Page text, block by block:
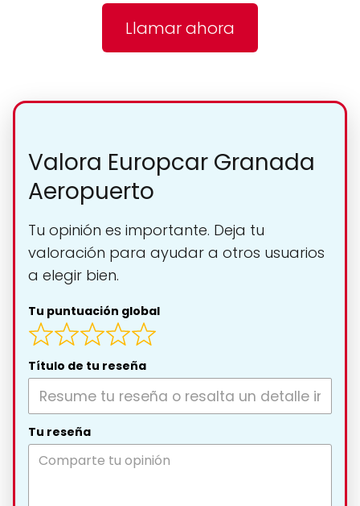
Llamar ahora
Valora Europcar Granada
Aeropuerto
Tu opinión es importante. Deja tu
valoración para ayudar a otros usuarios
a elegir bien.
Tu puntuación global
Título de tu reseña
Tu reseña